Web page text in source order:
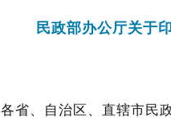
民政部办公厅关于
各省、自治区、直辖市民